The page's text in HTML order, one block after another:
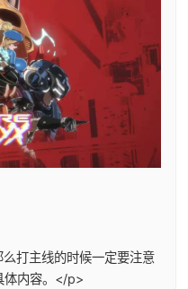
打主线的时候一定要注意
体内容。</p>